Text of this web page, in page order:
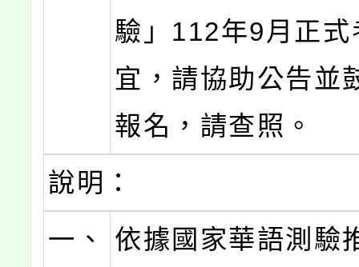
驗」112年9月正式
宜，請協助公告並
報名，請查照。
說明：
一、
依據國家華語測驗